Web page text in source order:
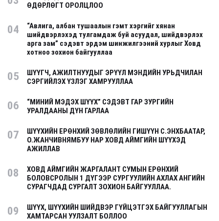
ӨДӨРЛӨГТ ОРОЛЦЛОО
04
“Авлига, албан тушаалын гэмт хэргийг хянан
шийдвэрлэхэд тулгамдаж буй асуудал, шийдвэрлэх
арга зам” сэдэвт эрдэм шинжилгээний хурлыг Ховд
хотноо зохион байгууллаа
05
ШҮҮГЧ, АЖИЛТНУУДЫГ ЭРҮҮЛ МЭНДИЙН УРЬДЧИЛАН
СЭРГИЙЛЭХ ҮЗЛЭГ ХАМРУУЛЛАА
06
“МИНИЙ МЭДЭХ ШҮҮХ” СЭДЭВТ ГАР ЗУРГИЙН
УРАЛДААНЫ ДҮН ГАРЛАА
07
ШҮҮХИЙН ЕРӨНХИЙ ЗӨВЛӨЛИЙН ГИШҮҮН С.ЭНХБААТАР,
О.ЖАНЧИВНЯМБУУ НАР ХОВД АЙМГИЙН ШҮҮХЭД
АЖИЛЛАВ
08
ХОВД АЙМГИЙН ЖАРГАЛАНТ СУМЫН ЕРӨНХИЙ
БОЛОВСРОЛЫН 1 ДҮГЭЭР СУРГУУЛИЙН АХЛАХ АНГИЙН
СУРАГЧДАД СУРГАЛТ ЗОХИОН БАЙГУУЛЛАА.
09
ШҮҮХ, ШҮҮХИЙН ШИЙДВЭР ГҮЙЦЭТГЭХ БАЙГУУЛЛАГЫН
ХАМТАРСАН УУЛЗАЛТ БОЛЛОО